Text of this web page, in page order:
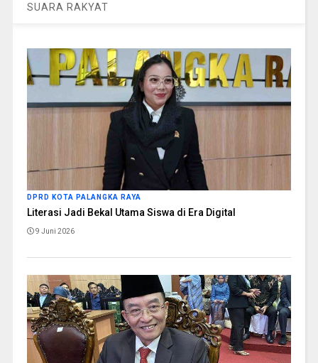
SUARA RAKYAT
DPRD KOTA PALANGKA RAYA
Literasi Jadi Bekal Utama Siswa di Era Digital
9 Juni 2026